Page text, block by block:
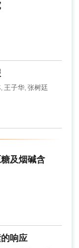
, 王子华, 张树廷
及烟碱含
响应